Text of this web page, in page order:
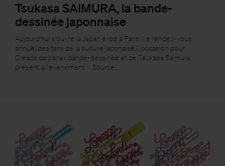
Tsukasa SAIMURA, la bande-
dessinée japonnaise
Aujourd'hui s'ouvre la Japan expo à Paris. Le rendez-vous
annuel des fans de la culture japonaise.L'occasion pour
Creads de parler bande-dessinée et de Tsukasa Saimura
présent à l'événement. Source:…